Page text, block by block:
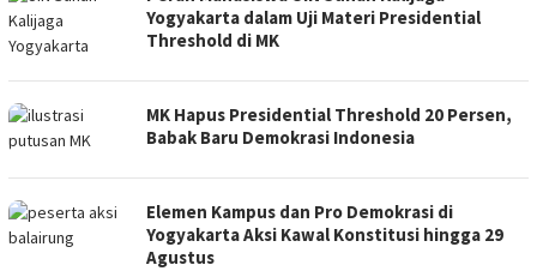
Yogyakarta dalam Uji Materi Presidential
Threshold di MK
MK Hapus Presidential Threshold 20 Persen,
Babak Baru Demokrasi Indonesia
Elemen Kampus dan Pro Demokrasi di
Yogyakarta Aksi Kawal Konstitusi hingga 29
Agustus